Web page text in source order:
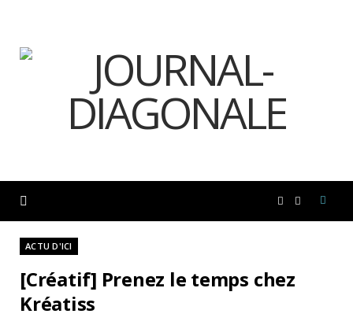
c
ACTU D'ICI
[Créatif] Prenez le temps chez
Kréatiss